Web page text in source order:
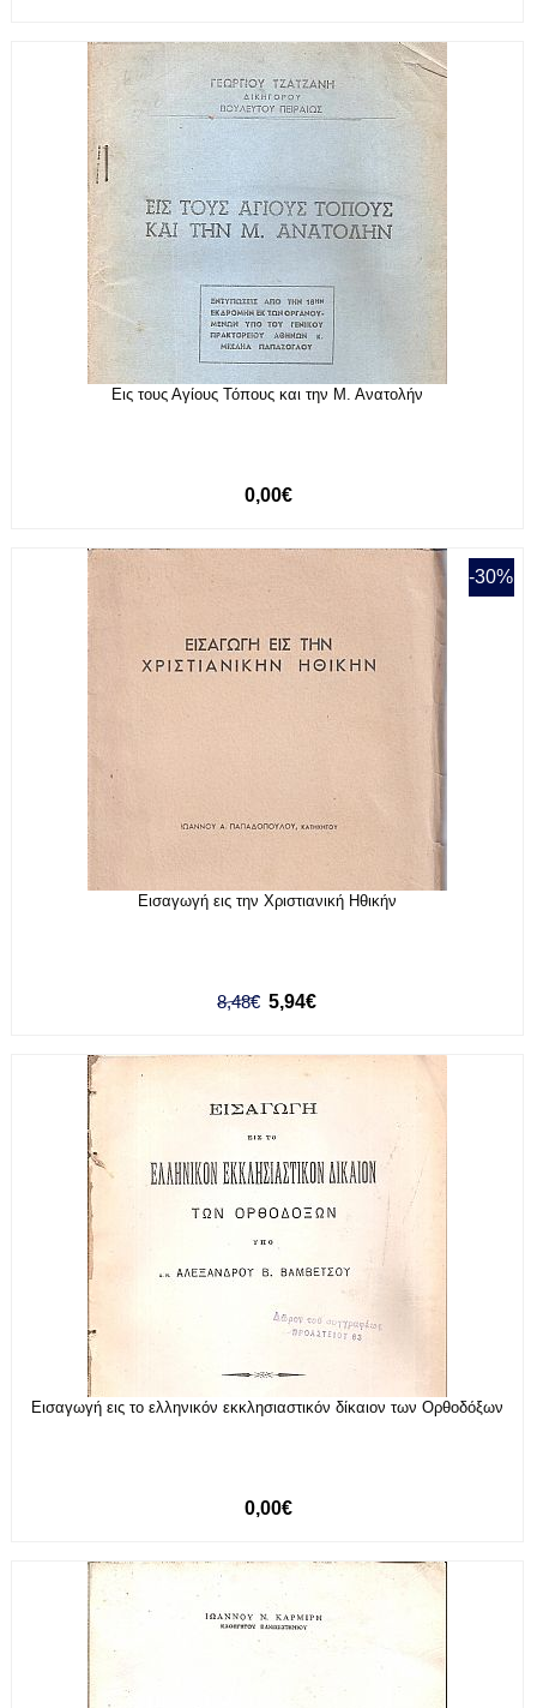
Εις τους Αγίους Τόπους και την Μ. Ανατολήν
0,00€
-30%
Εισαγωγή εις την Χριστιανική Ηθικήν
8,48€ 5,94€
Εισαγωγή εις το ελληνικόν εκκλησιαστικόν δίκαιον των Ορθοδόξων
0,00€